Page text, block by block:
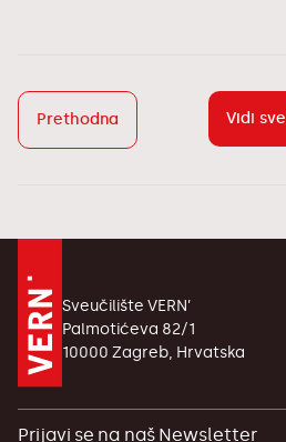
Prethodna Vidi sve
Sveučilište VERN’
Palmotićeva 82/1
10000 Zagreb, Hrvatska
Prijavi se na naš Newsletter